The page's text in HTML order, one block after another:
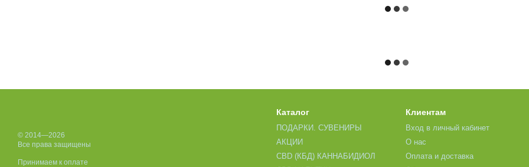
© 2014—2026
Все права защищены
Принимаем к оплате
Каталог
ПОДАРКИ. СУВЕНИРЫ
АКЦИИ
CBD (КБД) КАННАБИДИОЛ
Клиентам
Вход в личный кабинет
О нас
Оплата и доставка